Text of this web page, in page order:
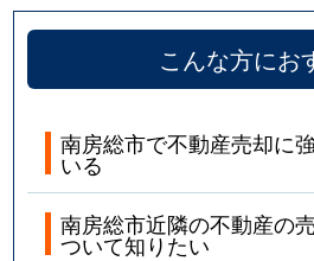
こんな方にお
南房総市で不動産売却に
いる
南房総市近隣の不動産の
ついて知りたい